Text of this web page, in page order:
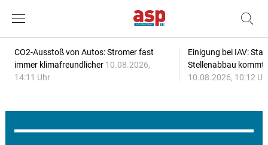
CO2-Ausstoß von Autos: Stromer fast
immer klimafreundlicher 10.08.2026,
14:11 Uhr
Einigung bei IAV:
Stellenabbau kommt
10.08.2026, 10:12